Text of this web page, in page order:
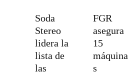
Soda
Stereo
lidera la
lista de
las
FGR
asegura
15
máquina
s